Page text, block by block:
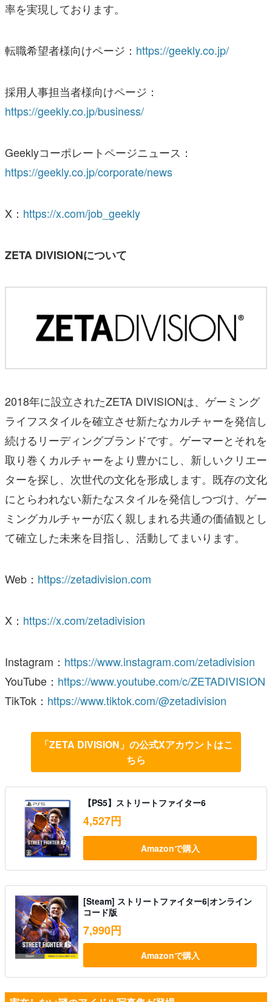
率を実現しております。
転職希望者様向けページ： https://geekly.co.jp/
採用人事担当者様向けページ：
https://geekly.co.jp/business/
Geeklyコーポレートページニュース：
https://geekly.co.jp/corporate/news
X： https://x.com/job_geekly
ZETA DIVISIONについて
2018年に設立されたZETA DIVISIONは、ゲーミング
ライフスタイルを確立させ新たなカルチャーを発信し
続けるリーディングブランドです。ゲーマーとそれを
取り巻くカルチャーをより豊かにし、新しいクリエー
ターを探し、次世代の文化を形成します。既存の文化
にとらわれない新たなスタイルを発信しつづけ、ゲー
ミングカルチャーが広く親しまれる共通の価値観とし
て確立した未来を目指し、活動してまいります。
Web： https://zetadivision.com
X： https://x.com/zetadivision
Instagram： https://www.instagram.com/zetadivision
YouTube： https://www.youtube.com/c/ZETADIVISION
TikTok： https://www.tiktok.com/@zetadivision
「ZETA DIVISION」の公式Xアカウントはこ
ちら
【PS5】ストリートファイター6
4,527円
Amazonで購入
[Steam] ストリートファイター6|オンライン
コード版
7,990円
Amazonで購入